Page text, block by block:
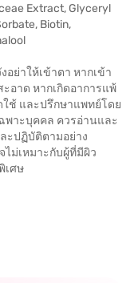
Extract, Glyceryl
Biotin,
อย่าให้เข้าตา หากเข้า
อาด หากเกิดอาการแพ้
ใช้ และปรึกษาแพทย์โดย
พาะบุคคล ควรอ่านและ
ะปฏิบัติตามอย่าง
ม่เหมาะกับผู้ที่มีผิว
เศษ